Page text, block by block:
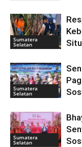
Sumatera
Selatan
Sumatera
Selatan
Sumatera
Selatan